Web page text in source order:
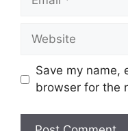
Website
Save my name,
browser for the